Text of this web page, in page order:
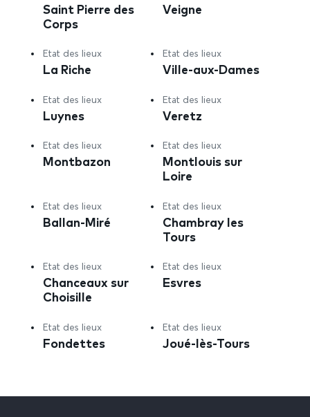
Saint Pierre des
Corps
Veigne
Etat des lieux
La Riche
Etat des lieux
Ville-aux-Dames
Etat des lieux
Luynes
Etat des lieux
Veretz
Etat des lieux
Montbazon
Etat des lieux
Montlouis sur
Loire
Etat des lieux
Ballan-Miré
Etat des lieux
Chambray les
Tours
Etat des lieux
Chanceaux sur
Choisille
Etat des lieux
Esvres
Etat des lieux
Fondettes
Etat des lieux
Joué-lès-Tours